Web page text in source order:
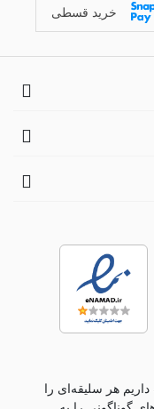
خرید قسطی
هر سلیقه‌ای را